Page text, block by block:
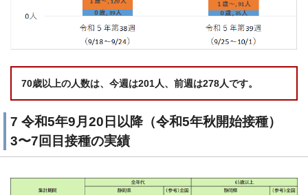
70歳以上の人数は、今週は201人、前週は278人です。
7 令和5年9月20日以降（令和5年秋開始接種）
3〜7回目接種の実績